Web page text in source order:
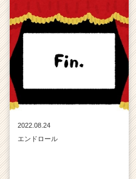
2022.08.24
エンドロール